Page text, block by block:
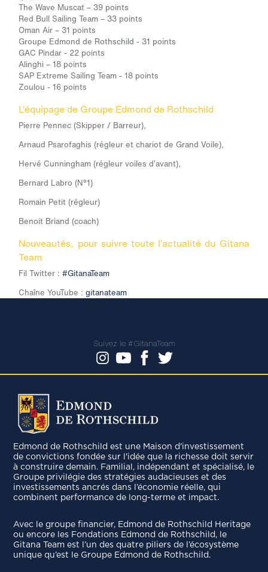
The Wave Muscat – 39 points
Red Bull Sailing Team – 33 points
Oman Air – 31 points
Groupe Edmond de Rothschild - 31 points
GAC Pindar - 22 points
Alinghi – 18 points
SAP Extreme Sailing Team - 18 points
Zoulou - 16 points
L’équipage de Groupe Edmond de Rothschild
Pierre Pennec (Skipper / Barreur),
Arnaud Psarofaghis (régleur et chariot de Grand Voile),
Hervé Cunningham (régleur voiles d’avant),
Bernard Labro (N°1)
Romain Petit (régleur)
Benoit Briand (coach)
Nouveautés, pour suivre toute l’actualité du Gitana
Team
Fil Twitter :#GitanaTeam
Chaîne YouTube :gitanateam
Suivez le #GitanaTeam
Edmond de Rothschild est une Maison d'investissement
de convictions fondée sur l'idée que la richesse doit servir
à construire demain. Familial, indépendant et spécialisé, le
Groupe privilégie des stratégies audacieuses et des
investissements ancrés dans l’économie réelle, qui
combinent performance de long-terme et impact.
Avec le groupe ﬁnancier, Edmond de Rothschild Heritage
ou encore les Fondations Edmond de Rothschild, le
Gitana Team est l’un des quatre piliers de l’écosystème
unique qu’est le Groupe Edmond de Rothschild.